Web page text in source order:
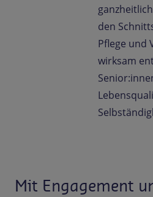
den
Pflege und
wirksam
Mit Engagement